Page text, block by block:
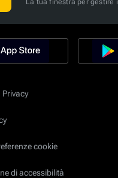
La tua finestra per gestire
cookie
di accessibilità